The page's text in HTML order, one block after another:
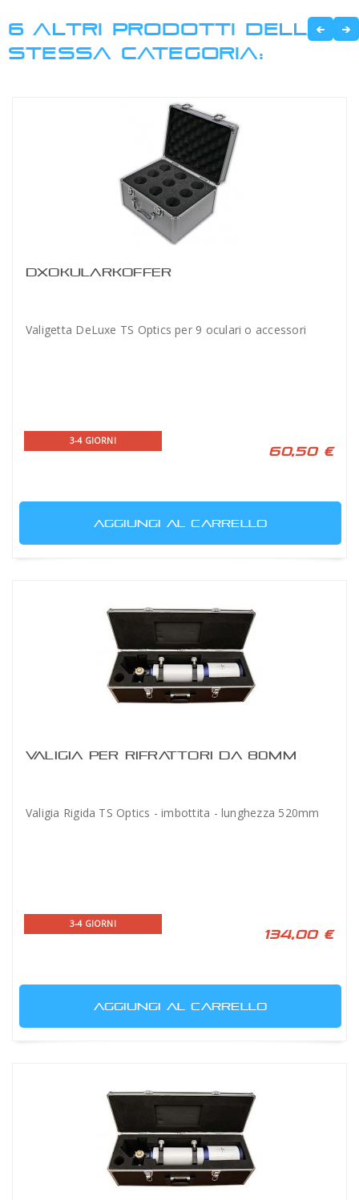
6 ALTRI PRODOTTI DELLA
STESSA CATEGORIA:
DXOKULARKOFFER
Valigetta DeLuxe TS Optics per 9 oculari o accessori
3-4 GIORNI
60,50 €
AGGIUNGI AL CARRELLO
VALIGIA PER RIFRATTORI DA 80MM
Valigia Rigida TS Optics - imbottita - lunghezza 520mm
3-4 GIORNI
134,00 €
AGGIUNGI AL CARRELLO